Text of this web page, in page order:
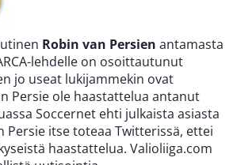
Robin van Persien antamasta
lehdelle on osoittautunut
jo useat lukijammekin ovat
Persie ole haastattelua antanut
Soccernet ehti julkaista asiasta
Persie itse toteaa Twitterissä, ettei
haastattelua. Valioliiga.com